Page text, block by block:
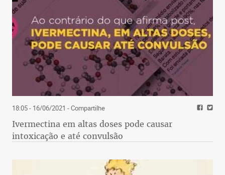
18:05 - 16/06/2021 - Compartilhe
Ivermectina em altas doses pode causar
intoxicação e até convulsão